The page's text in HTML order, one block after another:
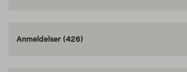
Anmeldelser (426)